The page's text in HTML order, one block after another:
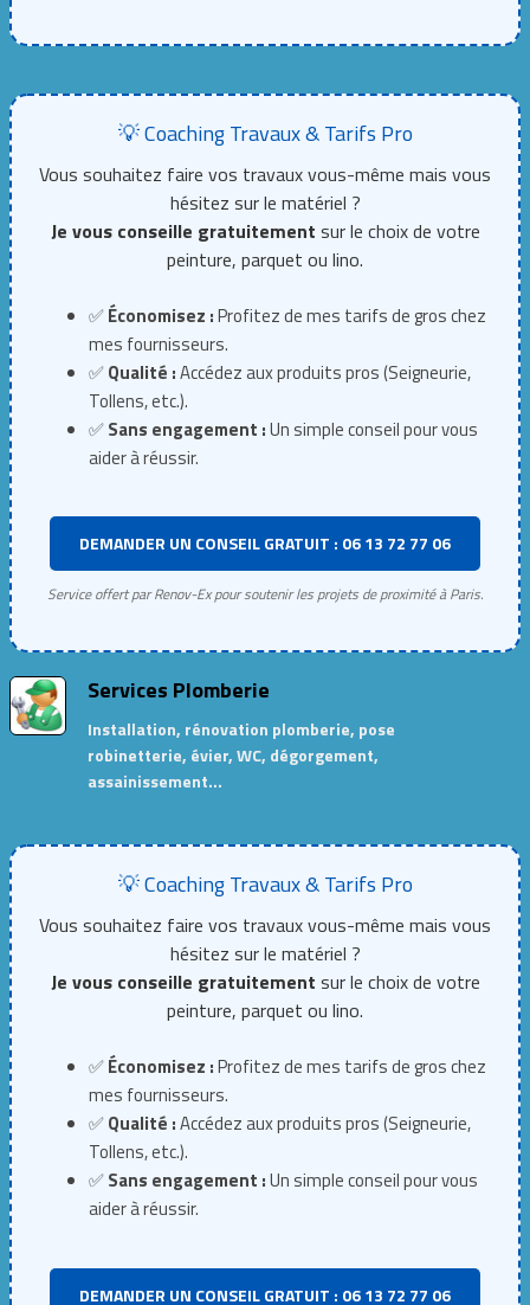
💡 Coaching Travaux & Tarifs Pro
Vous souhaitez faire vos travaux vous-même mais vous
hésitez sur le matériel ?
Je vous conseille gratuitement sur le choix de votre
peinture, parquet ou lino.
✅Économisez :Profitez de mes tarifs de gros chez
mes fournisseurs.
✅Qualité :Accédez aux produits pros (Seigneurie,
Tollens, etc.).
✅Sans engagement :Un simple conseil pour vous
aider à réussir.
DEMANDER UN CONSEIL GRATUIT : 06 13 72 77 06
Service offert par Renov-Ex pour soutenir les projets de proximité à Paris.
Services Plomberie
Installation, rénovation plomberie, pose
robinetterie, évier, WC, dégorgement,
assainissement…
💡 Coaching Travaux & Tarifs Pro
Vous souhaitez faire vos travaux vous-même mais vous
hésitez sur le matériel ?
Je vous conseille gratuitement sur le choix de votre
peinture, parquet ou lino.
✅Économisez :Profitez de mes tarifs de gros chez
mes fournisseurs.
✅Qualité :Accédez aux produits pros (Seigneurie,
Tollens, etc.).
✅Sans engagement :Un simple conseil pour vous
aider à réussir.
DEMANDER UN CONSEIL GRATUIT : 06 13 72 77 06